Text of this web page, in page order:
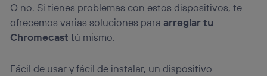
O no. Si tienes problemas con estos dispositivos, te
ofrecemos varias soluciones para arreglar tu
Chromecast tú mismo.
Fácil de usar y fácil de instalar, un dispositivo